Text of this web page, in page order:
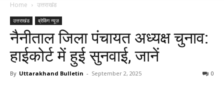
Home उत्तराखंड
उत्तराखंड ब्रेकिंग न्यूज़
नैनीताल जिला पंचायत अध्यक्ष चुनाव:
हाईकोर्ट में हुई सुनवाई, जानें
By Uttarakhand Bulletin - September 2, 2025 0